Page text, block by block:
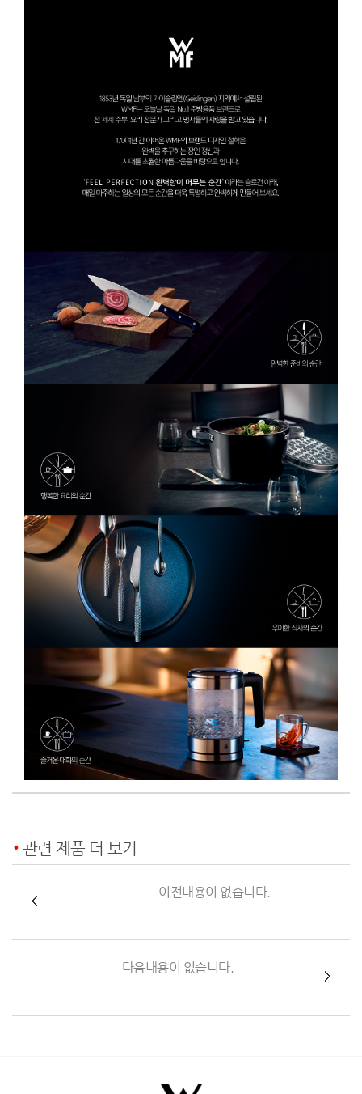
관련 제품 더 보기
이전내용이 없습니다.
다음내용이 없습니다.